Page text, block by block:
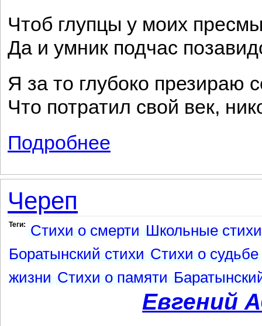
Чтоб глупцы у моих
Да и умник подчас
Я за то глубоко презираю
Что потратил свой век,
Подробнее
Череп
Теги: Стихи о смерти Школьные стихи
Боратынский стихи Стихи о судьбе
жизни Стихи о памяти
Евгений